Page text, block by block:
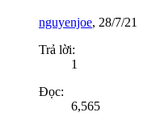
nguyenjoe, 28/7/21
Trả lời:
1
Đọc:
6,565